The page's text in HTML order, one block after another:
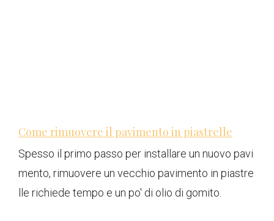
Come rimuovere il pavimento in piastrelle
Spesso il primo passo per installare un nuovo pavi
mento, rimuovere un vecchio pavimento in piastre
lle richiede tempo e un po' di olio di gomito.